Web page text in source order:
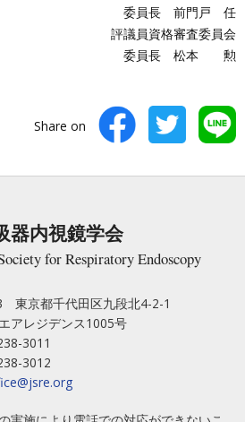
委員長 前門戸 任
評議員資格審査委員会
委員長 松本 勲
Share on
器内視鏡学会
for Respiratory Endoscopy
東京都千代田区九段北4-2-1
アレジデンス1005号
3011
3012